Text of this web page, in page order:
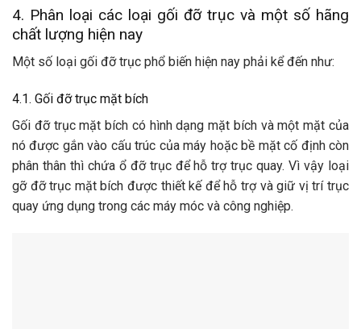
4. Phân loại các loại gối đỡ trục và một số hãng
chất lượng hiện nay
Một số loại gối đỡ trục phổ biến hiện nay phải kể đến như:
4.1. Gối đỡ trục mặt bích
Gối đỡ trục mặt bích có hình dạng mặt bích và một mặt của
nó được gắn vào cấu trúc của máy hoặc bề mặt cố định còn
phân thân thì chứa ổ đỡ trục để hỗ trợ trục quay. Vì vậy loại
gỡ đỡ trục mặt bích được thiết kế để hỗ trợ và giữ vị trí trục
quay ứng dụng trong các máy móc và công nghiệp.